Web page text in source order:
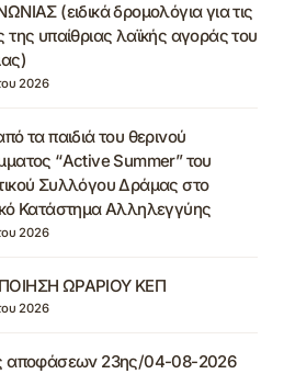
(ειδικά δρομολόγια για τις
της υπαίθριας λαϊκής αγοράς του
2026
τα παιδιά του θερινού
“Active Summer” του
Συλλόγου Δράμας στο
Κατάστημα Αλληλεγγύης
2026
ΩΡΑΡΙΟΥ ΚΕΠ
2026
αποφάσεων 23ης/04-08-2026